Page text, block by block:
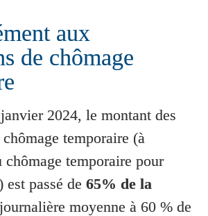
aux
de chômage
2024, le montant des
temporaire (à
chômage temporaire pour
passé de
moyenne à 60 % de